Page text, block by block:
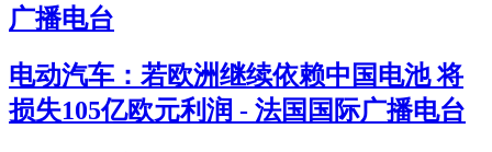
广播电台
电动汽车：若欧洲继续依赖中国电池 将
损失105亿欧元利润 - 法国国际广播电台